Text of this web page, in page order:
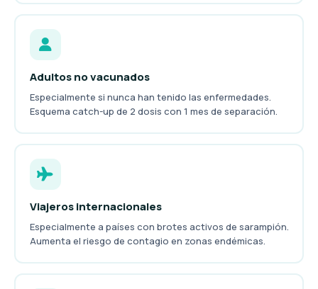
Adultos no vacunados
Especialmente si nunca han tenido las enfermedades.
Esquema catch-up de 2 dosis con 1 mes de separación.
Viajeros internacionales
Especialmente a países con brotes activos de sarampión.
Aumenta el riesgo de contagio en zonas endémicas.